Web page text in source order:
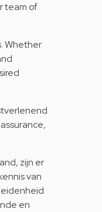
team of
Whether
zijn er
van
en